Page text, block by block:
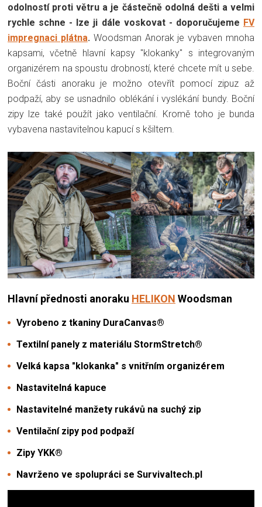
odolností proti větru a je částečně odolná dešti a velmi
rychle schne - lze ji dále voskovat - doporučujeme FV
impregnaci plátna.Woodsman Anorak je vybaven mnoha
kapsami, včetně hlavní kapsy "klokanky" s integrovaným
organizérem na spoustu drobností, které chcete mít u sebe.
Boční části anoraku je možno otevřít pomocí zipuz až
podpaží, aby se usnadnilo oblékání i vyslékání bundy. Boční
zipy lze také použít jako ventilační. Kromě toho je bunda
vybavena nastavitelnou kapucí s kšiltem.
Hlavní přednosti anoraku HELIKON Woodsman
Vyrobeno z tkaniny DuraCanvas®
Textilní panely z materiálu StormStretch®
Velká kapsa "klokanka" s vnitřním organizérem
Nastavitelná kapuce
Nastavitelné manžety rukávů na suchý zip
Ventilační zipy pod podpaží
Zipy YKK®
Navrženo ve spolupráci se Survivaltech.pl